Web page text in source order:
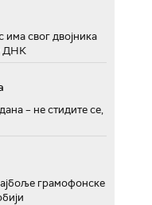
има свог двојника
ДНК
– не стидите се,
грамофонске